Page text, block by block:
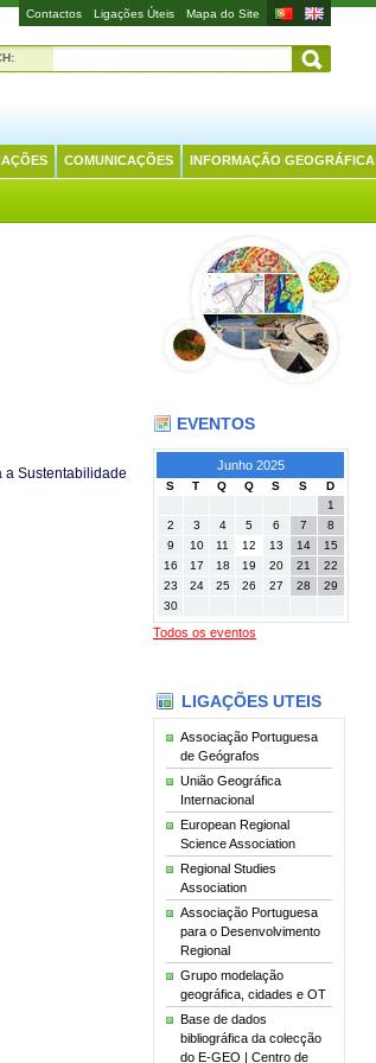
Contactos Ligações Úteis Mapa do Site
COMUNICAÇÕES INFORMAÇÃO GEOGRÁFICA
a Sustentabilidade
EVENTOS
Junho 2025
S T Q Q S S
D
1
2
3 4 5 6 7
8
9
10 11 12 13 14
15
16
17 18 19 20 21
22
23
24 25 26 27 28
29
30
Todos os eventos
LIGAÇÕES UTEIS
Associação Portuguesa
de Geógrafos
União Geográfica
Internacional
European Regional
Science Association
Regional Studies
Association
Associação Portuguesa
para o Desenvolvimento
Regional
Grupo modelação
geográfica, cidades e OT
Base de dados
bibliográfica da colecção
do E-GEO | Centro de